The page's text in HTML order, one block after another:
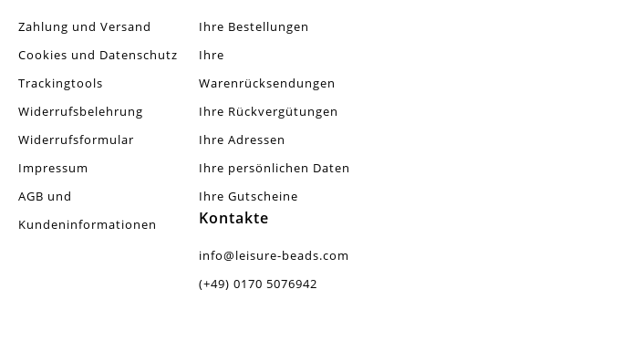
Zahlung und Versand
Cookies und Datenschutz
Trackingtools
Widerrufsbelehrung
Widerrufsformular
Impressum
AGB und
Kundeninformationen
Ihre Bestellungen
Ihre
Warenrücksendungen
Ihre Rückvergütungen
Ihre Adressen
Ihre persönlichen Daten
Ihre Gutscheine
Kontakte
info@leisure-beads.com
(+49) 0170 5076942